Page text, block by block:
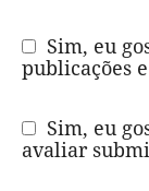
publicações
avaliar